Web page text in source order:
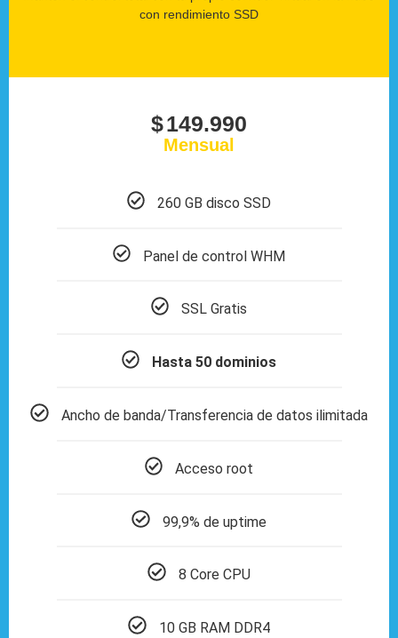
con rendimiento SSD
$149.990
Mensual
260 GB disco SSD
Panel de control WHM
SSL Gratis
Hasta 50 dominios
Ancho de banda/Transferencia de datos ilimitada
Acceso root
99,9% de uptime
8 Core CPU
10 GB RAM DDR4